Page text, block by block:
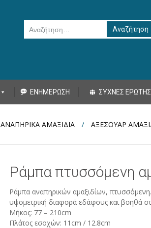
ΕΝΗΜΕΡΩΣΗ ΣΥΧΝΕΣ
ΑΝΑΠΗΡΙΚΑ ΑΜΑΞΙΔΙΑ / ΑΞΕΣΟΥΑΡ
Ράμπα πτυσσόμενη
Ράμπα αναπηρικών αμαξιδίων,
υψομετρική διαφορά εδάφους και βοηθά
Μήκος: 77 – 210cm
Πλάτος εσοχών: 11cm / 12.8cm